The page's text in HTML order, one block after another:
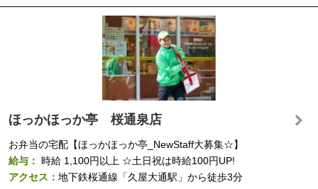
ほっかほっか亭 桜通泉店
お弁当の宅配【ほっかほっか亭_NewStaff大募集☆】
給与： 時給 1,100円以上 ☆土日祝は時給100円UP!
アクセス： 地下鉄桜通線「久屋大通駅」から徒歩3分